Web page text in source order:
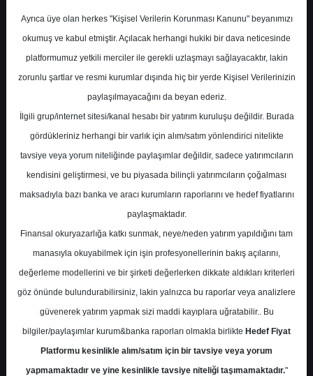
A- A+
Ak Yatırım, Tüpraş için hedef fiyatını 187,50
TL'den 200,00 TL'ye yükseltti, tavsiyesini
'Endeks üstü Getiri' olarak korudu
Perşembe, 26 Ekim 2023 00:00
S.No Dosya Adı İndir
1
ak-yatirim-tupras-
raporu84
İndir
Ayrıca üye olan herkes "Kişisel Verilerin Korunması Kanunu" beyanımızı
okumuş ve kabul etmiştir. Açılacak herhangi hukiki bir dava neticesinde
platformumuz yetkili merciler ile gerekli uzlaşmayı sağlayacaktır, lakin
zorunlu şartlar ve resmi kurumlar dışında hiç bir yerde Kişisel Verilerinizin
paylaşılmayacağını da beyan ederiz.
İlgili grup/internet sitesi/kanal hesabı bir yatırım kuruluşu değildir. Burada
gördükleriniz herhangi bir varlık için alım/satım yönlendirici nitelikte
tavsiye veya yorum niteliğinde paylaşımlar değildir, sadece yatırımcıların
kendisini geliştirmesi, ve bu piyasada bilinçli yatırımcıların çoğalması
maksadıyla bazı banka ve aracı kurumların raporlarını ve hedef fiyatlarını
paylaşmaktadır.
Finansal okuryazarlığa katkı sunmak, neye/neden yatırım yapıldığını tam
manasıyla okuyabilmek için işin profesyonellerinin bakış açılarını,
değerleme modellerini ve bir şirketi değerlerken dikkate aldıkları kriterleri
göz önünde bulundurabilirsiniz, lakin yalnızca bu raporlar veya analizlere
güvenerek yatırım yapmak sizi maddi kayıplara uğratabilir.. Bu
bilgiler/paylaşımlar kurum&banka raporları olmakla birlikte Hedef Fiyat
Platformu kesinlikle alım/satım için bir tavsiye veya yorum
yapmamaktadır ve yine kesinlikle tavsiye niteliği taşımamaktadır."